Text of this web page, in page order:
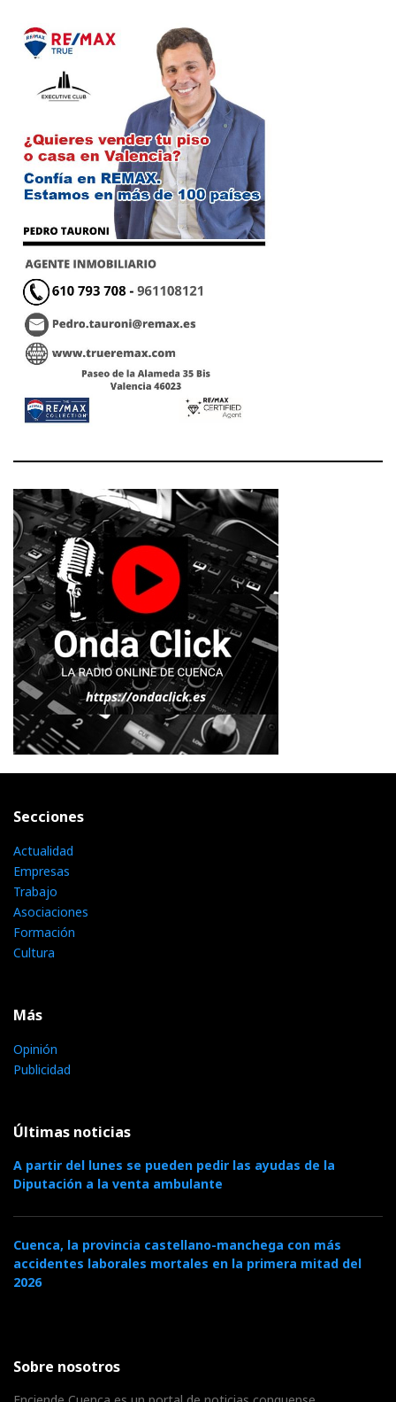
Secciones
Actualidad
Empresas
Trabajo
Asociaciones
Formación
Cultura
Más
Opinión
Publicidad
Últimas noticias
A partir del lunes se pueden pedir las ayudas de la
Diputación a la venta ambulante
Cuenca, la provincia castellano-manchega con más
accidentes laborales mortales en la primera mitad del
2026
Sobre nosotros